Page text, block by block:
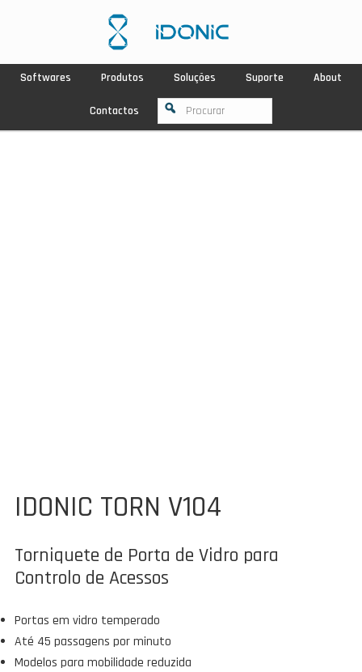
Softwares Produtos Soluções Suporte About
Contactos
IDONIC TORN V104
Torniquete de Porta de Vidro para
Controlo de Acessos
Portas em vidro temperado
Até 45 passagens por minuto
Modelos para mobilidade reduzida